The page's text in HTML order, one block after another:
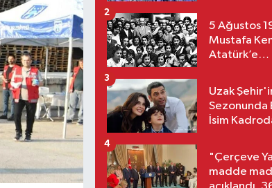
5 Ağustos
Mustafa
Atatürk’e
2
Uzak
Sezonunda
İsim
3
"Çerçeve
madde
4